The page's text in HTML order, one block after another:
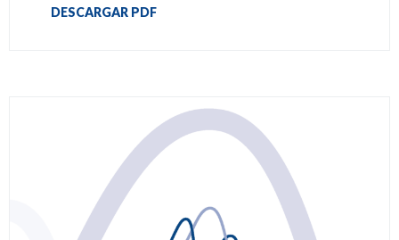
DESCARGAR PDF